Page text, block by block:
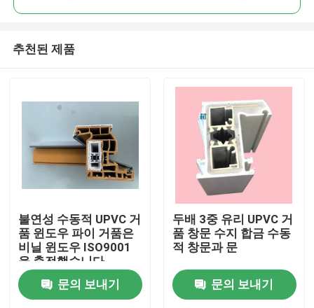
집
추천된 제품
불연성 수동적 UPVC 거
품 윈도우 파이 거품은
비닐 윈도우 ISO9001
을 충전했습니다
문의 보내기
두배 3중 유리 UPVC 거
품 창문 수지 합금 수동
적 창문과 문
문의 보내기